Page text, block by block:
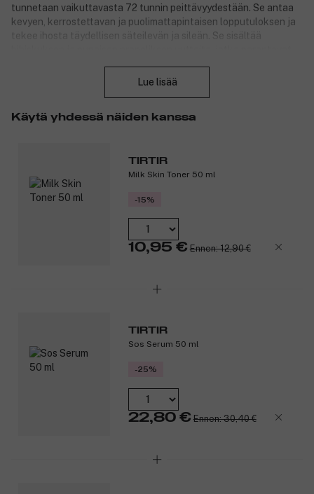
tunnetaan vaikuttavasta 72 tunnin peittävyydestään. Se antaa
kevyen, kerrostettavan ja puolimattapintaisen lopputuloksen ja
tekee ihosta täydellisen säteilevän ja sileän. Se sisältää
72 tunnin peittävyys: Pitää meikin virheettömänä ilman
haalistumista tai paakkuuntumista.
Kevyt ja hengittävä: Sopii kaikille ihotyypeille.
Levittyy tarkasti: Ainutlaatuinen, munanmuotoinen vippa
takaa tasaisen levityksen.
Lue lisää
Käytä yhdessä näiden kanssa
TIRTIR
Milk Skin Toner 50 ml
-15%
10,95 € Ennen: 12,90 €
TIRTIR
Sos Serum 50 ml
-25%
22,80 € Ennen: 30,40 €